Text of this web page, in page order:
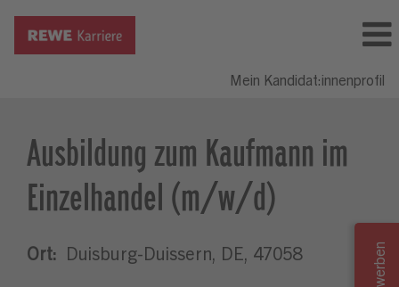
Mein Kandidat:innenprofil
Ausbildung zum Kaufmann im
Einzelhandel (m/w/d)
Ort: Duisburg-Duissern, DE, 47058